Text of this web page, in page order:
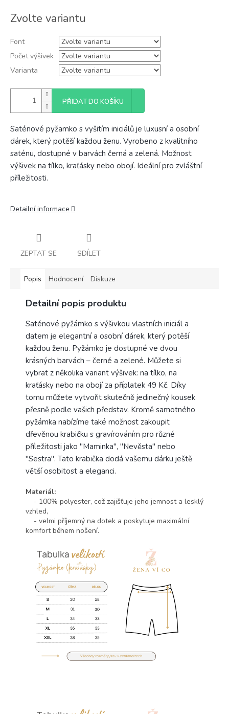
cena:
Zvolte variantu
Font
Počet výšivek
Varianta
PŘIDAT DO KOŠÍKU
Saténové pyžamko s vyšitím iniciálů je luxusní a osobní
dárek, který potěší každou ženu. Vyrobeno z kvalitního
saténu, dostupné v barvách černá a zelená. Možnost
výšivek na tílko, kraťásky nebo obojí. Ideální pro zvláštní
příležitosti.
Detailní informace
ZEPTAT SE SDÍLET
Popis Hodnocení Diskuze
Detailní popis produktu
Saténové pyžámko s výšivkou vlastních iniciál a
datem je elegantní a osobní dárek, který potěší
každou ženu. Pyžámko je dostupné ve dvou
krásných barvách – černé a zelené. Můžete si
vybrat z několika variant výšivek: na tílko, na
kraťásky nebo na obojí za příplatek 49 Kč. Díky
tomu můžete vytvořit skutečně jedinečný kousek
přesně podle vašich představ. Kromě samotného
pyžámka nabízíme také možnost zakoupit
dřevěnou krabičku s gravírováním pro různé
příležitosti jako "Maminka", "Nevěsta" nebo
"Sestra". Tato krabička dodá vašemu dárku ještě
větší osobitost a eleganci.
Materiál:
- 100% polyester, což zajišťuje jeho jemnost a lesklý
vzhled,
- velmi příjemný na dotek a poskytuje maximální
komfort během nošení.